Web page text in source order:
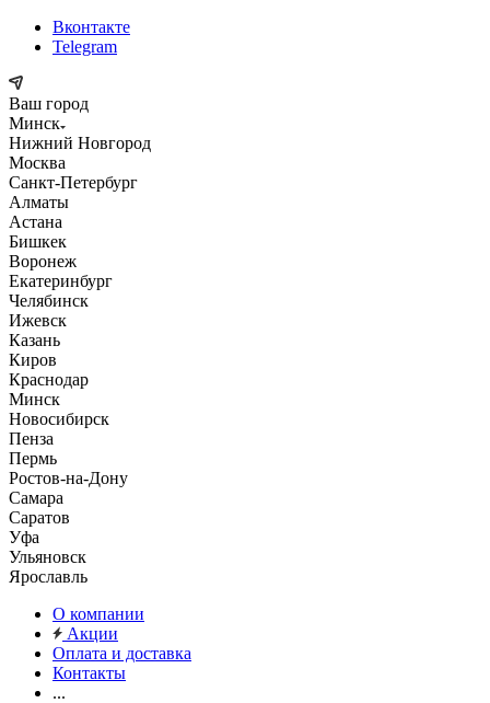
Вконтакте
Telegram
Ваш город
Минск
Нижний Новгород
Москва
Санкт-Петербург
Алматы
Астана
Бишкек
Воронеж
Екатеринбург
Челябинск
Ижевск
Казань
Киров
Краснодар
Минск
Новосибирск
Пенза
Пермь
Ростов-на-Дону
Самара
Саратов
Уфа
Ульяновск
Ярославль
О компании
Акции
Оплата и доставка
Контакты
...